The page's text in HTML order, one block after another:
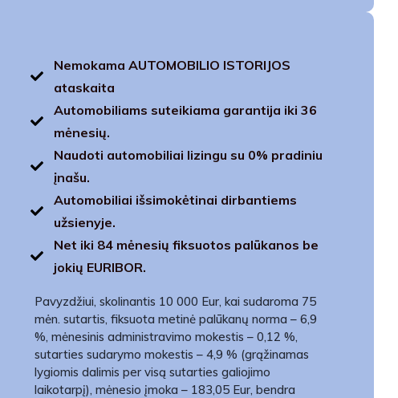
Nemokama AUTOMOBILIO ISTORIJOS
ataskaita
Automobiliams suteikiama garantija iki 36
mėnesių.
Naudoti automobiliai lizingu su 0% pradiniu
įnašu.
Automobiliai išsimokėtinai dirbantiems
užsienyje.
Net iki 84 mėnesių fiksuotos palūkanos be
jokių EURIBOR.
Pavyzdžiui, skolinantis 10 000 Eur, kai sudaroma 75
mėn. sutartis, fiksuota metinė palūkanų norma – 6,9
%, mėnesinis administravimo mokestis – 0,12 %,
sutarties sudarymo mokestis – 4,9 % (grąžinamas
lygiomis dalimis per visą sutarties galiojimo
laikotarpį), mėnesio įmoka – 183,05 Eur, bendra